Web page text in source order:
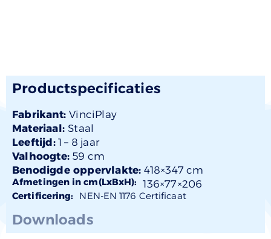
Productspecificaties
Fabrikant:VinciPlay
Materiaal:Staal
Leeftijd:1 – 8 jaar
Valhoogte: 59 cm
Benodigde oppervlakte: 418×347 cm
Afmetingen in cm(LxBxH): 136×77×206
Certificering: NEN-EN 1176 Certificaat
Downloads